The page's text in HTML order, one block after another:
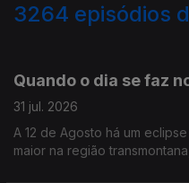
3264 episódios
Quando o dia se faz
31 jul. 2026
A 12 de Agosto há um
maior na região